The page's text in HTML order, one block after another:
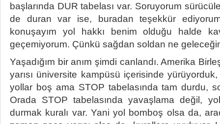
başlarında DUR tabelası var. Soruyorum
de duran var ise, buradan teşekkür
konuşayım yol hakkı benim olduğu halde
geçemiyorum. Çünkü sağdan soldan ne
Yaşadığım bir anım şimdi canlandı. Amerika
yarısı üniversite kampüsü içerisinde
yollar boş ama STOP tabelasında tam durdu,
Orada STOP tabelasında yavaşlama değil,
durmak kuralı var. Yani yol bomboş olsa da,